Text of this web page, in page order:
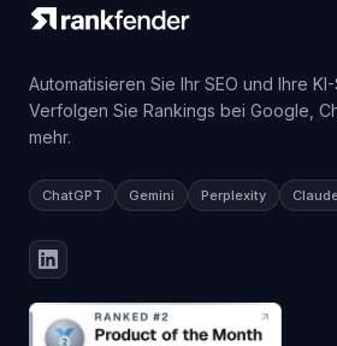
Automatisieren Sie Ihr SEO und Ihre
Verfolgen Sie Rankings bei Google,
mehr.
ChatGPT Gemini Perplexity